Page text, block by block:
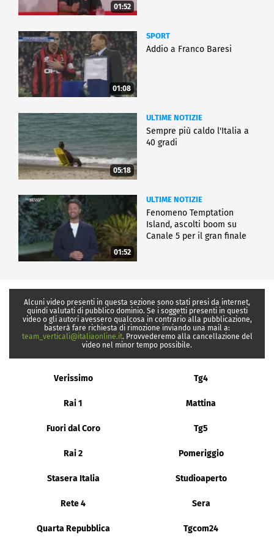
01:52
01:08
SPORT
Addio a Franco Baresi
05:18
ULTIME NOTIZIE
Sempre più caldo l'Italia a
40 gradi
01:52
ULTIME NOTIZIE
Fenomeno Temptation
Island, ascolti boom su
Canale 5 per il gran finale
Alcuni video presenti in questa sezione sono stati presi da internet,
quindi valutati di pubblico dominio. Se i soggetti presenti in questi
video o gli autori avessero qualcosa in contrario alla pubblicazione,
basterà fare richiesta di rimozione inviando una mail a:
team_verticali@italiaonline.it. Provvederemo alla cancellazione del
video nel minor tempo possibile.
Verissimo Tg4
Rai 1 Mattina
Fuori dal Coro Tg5
Rai 2 Pomeriggio
Stasera Italia Studioaperto
Rete 4 Sera
Quarta Repubblica Tgcom24